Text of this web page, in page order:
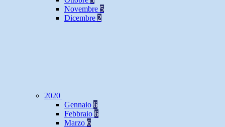
Novembre 5
Dicembre 2
2020
Gennaio 6
Febbraio 6
Marzo 6